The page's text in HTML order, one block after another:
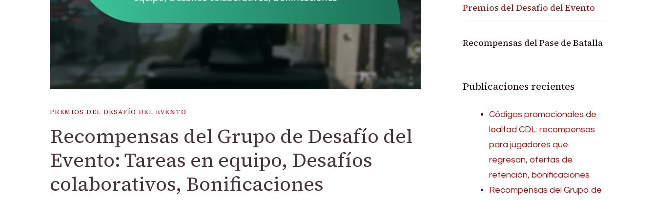
PREMIOS DEL DESAFÍO DEL EVENTO
Recompensas del Grupo de Desafío del
Evento: Tareas en equipo, Desafíos
colaborativos, Bonificaciones
Premios del Desafío del Evento
Recompensas del Pase de Batalla
Publicaciones recientes
Códigos promocionales de
lealtad CDL: recompensas
para jugadores que
regresan, ofertas de
retención, bonificaciones
Recompensas del Grupo de